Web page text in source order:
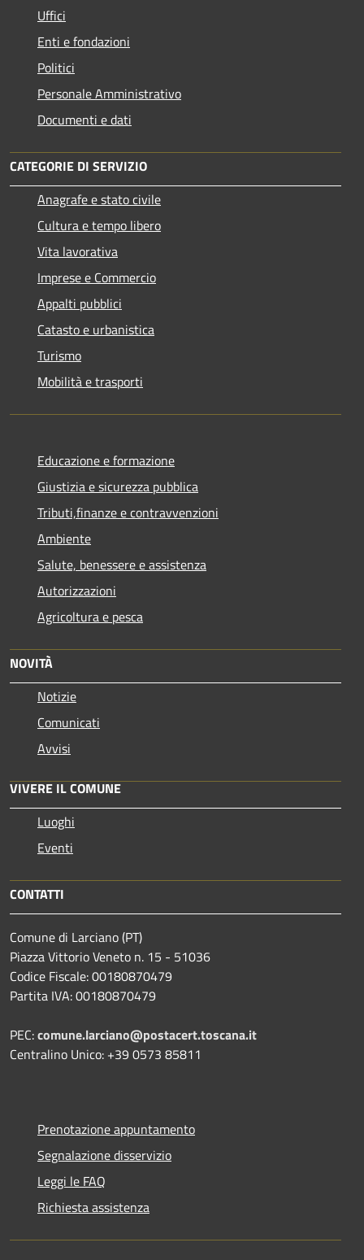
Uffici
Enti e fondazioni
Politici
Personale Amministrativo
Documenti e dati
CATEGORIE DI SERVIZIO
Anagrafe e stato civile
Cultura e tempo libero
Vita lavorativa
Imprese e Commercio
Appalti pubblici
Catasto e urbanistica
Turismo
Mobilità e trasporti
Educazione e formazione
Giustizia e sicurezza pubblica
Tributi,finanze e contravvenzioni
Ambiente
Salute, benessere e assistenza
Autorizzazioni
Agricoltura e pesca
NOVITÀ
Notizie
Comunicati
Avvisi
VIVERE IL COMUNE
Luoghi
Eventi
CONTATTI
Comune di Larciano (PT)
Piazza Vittorio Veneto n. 15 - 51036
Codice Fiscale: 00180870479
Partita IVA: 00180870479
PEC:comune.larciano@postacert.toscana.it
Centralino Unico: +39 0573 85811
Prenotazione appuntamento
Segnalazione disservizio
Leggi le FAQ
Richiesta assistenza